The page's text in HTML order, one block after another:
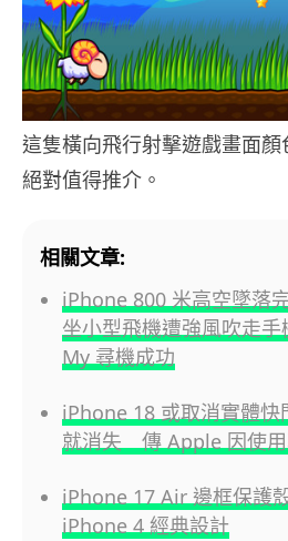
這隻橫向飛行射擊遊戲畫面顏
絕對值得推介。
相關文章:
iPhone 800 米高空墜落
坐小型飛機遭強風吹走
My 尋機成功
iPhone 18 或取消實體
就消失 傳 Apple 因使用
iPhone 17 Air 邊框保護
iPhone 4 經典設計